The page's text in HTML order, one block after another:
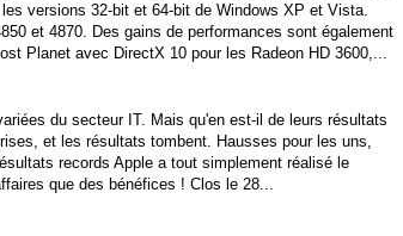
versions 32-bit et 64-bit de Windows XP et Vista.
et 4870. Des gains de performances sont également
Planet avec DirectX 10 pour les Radeon HD 3600,...
du secteur IT. Mais qu'en est-il de leurs résultats
et les résultats tombent. Hausses pour les uns,
records Apple a tout simplement réalisé le
que des bénéfices ! Clos le 28...